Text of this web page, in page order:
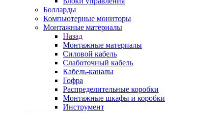
Болларды
Компьютерные мониторы
Монтажные материалы
Назад
Монтажные материалы
Силовой кабель
Слаботочный кабель
Кабель-каналы
Гофра
Распределительные коробки
Монтажные шкафы и коробки
Инструмент